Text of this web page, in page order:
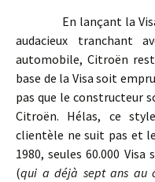
En lançant la Visa
audacieux tranchant
automobile, Citroën
base de la Visa soit
pas que le constructeur
Citroën. Hélas, ce
clientèle ne suit pas et
1980, seules 60.000 Visa
(qui a déjà sept ans au